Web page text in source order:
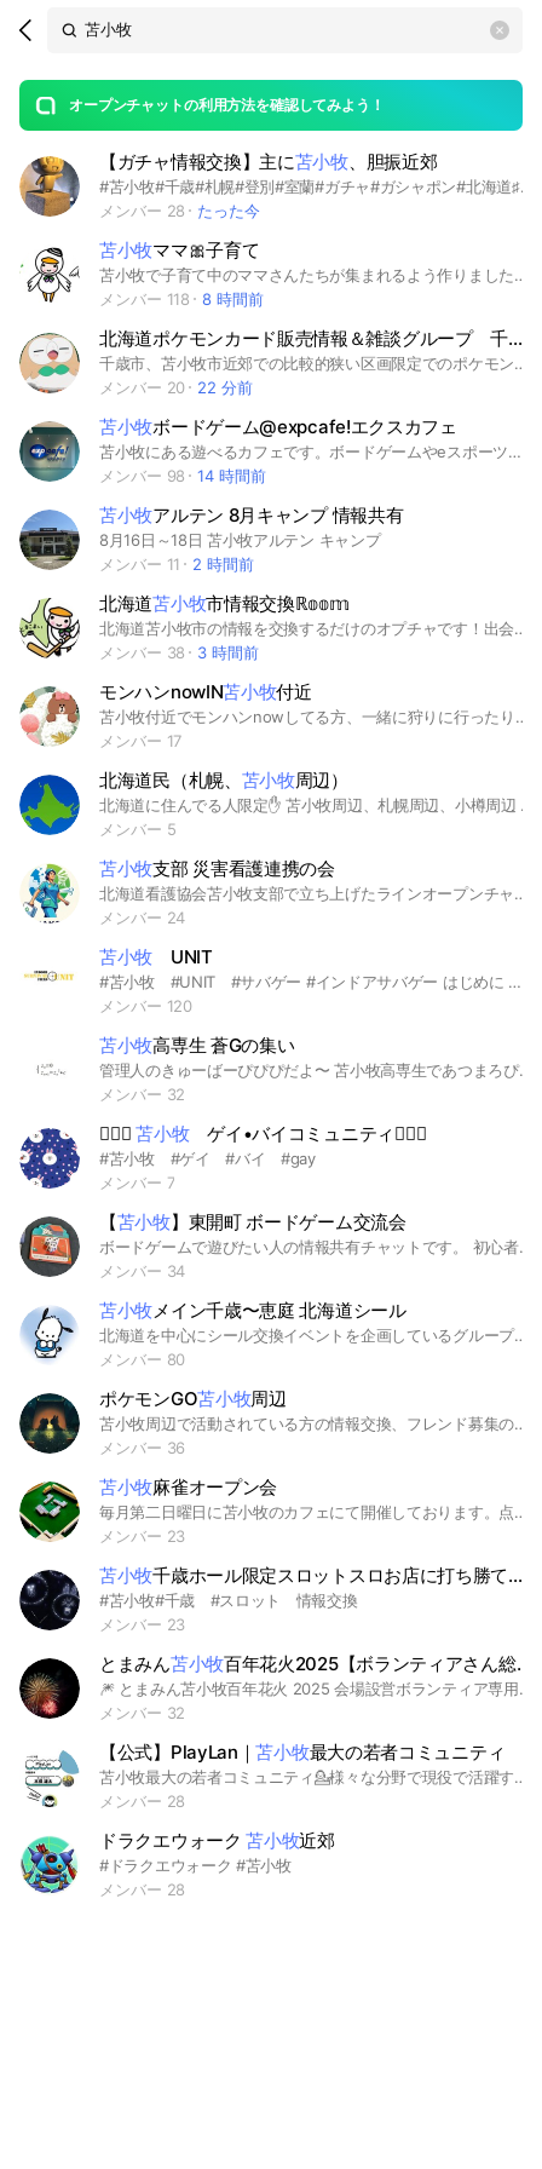
Search
OpenChats
messages
search
area
オープンチャットの利用方法を確認してみよう！
open
【ガチャ情報交換】主に苫小牧、胆振近郊
#苫小牧#千歳#札幌#登別#室蘭#ガチャ#ガシャポン#北海道♯めじるしアクセサリー♯ヨッシー♯たまごっち♯サンリオ 主に苫小牧近傍の情報共有、立ち上げたばかりですが、沢山のご参加お待ちしてます。 オプチャに参加したならばノートの確認お願いします。 退会したら再度参加出来ない場合がありますのでよろしくお願いします。
メンバー 28
たった今
苫小牧ママ🎀子育て
苫小牧で子育て中のママさんたちが集まれるよう作りました✨情報交換や雑談、お悩み相談などにどうぞ😊今は未就学児のママが多めです❗
メンバー 118
8 時間前
北海道ポケモンカード販売情報＆雑談グループ 千歳
千歳市、苫小牧市近郊での比較的狭い区画限定でのポケモンカード販売情報など有益な情報を共有出来たら良いなと思い作成しました💡 投資観点や高騰予想、PSA鑑定にまつわるお話し、他のトレカの話題や全く関係ない雑談等の世間話などもありますので、そういうのが不愉快にならない方は是非(^^) 情報発信や雑談の強要はしませんが、参加後長期に渡りROMの方は整理させて頂いております。 入室の際にたった１つだけ質問させて頂きます(^^)
メンバー 20
22 分前
苫小牧ボードゲーム@expcafe!エクスカフェ
苫小牧にある遊べるカフェです。ボードゲームやeスポーツで遊べます。当店のイベント情報など発信しています。ボードゲームの相席希望や待ち合わせ、興味のあるゲームの話題などに活用してね。当店に許可無く関係のない勧誘や宣伝、不快な発言はしないようにお願いします。通報の上、強制退会させていただきます。ニックネームはあまり狙い過ぎない普通のものがいいですよ。#苫小牧 #苫小牧カフェ #遊び場 #ボードゲーム #eスポーツ #ゲーム #ボードゲームカフェ #平日遊び #マーダーミステリー #謎解き
メンバー 98
14 時間前
苫小牧アルテン 8月キャンプ 情報共有
8月16日～18日 苫小牧アルテン キャンプ
メンバー 11
2 時間前
北海道苫小牧市情報交換ℝ𝕠𝕠𝕞 ㅤ
北海道苫小牧市の情報を交換するだけのオプチャです！出会い目的や荒らし行為など見つけた場合1発OUTになるためルールが守れる人だけご参加お願いしますm(_ _)m
メンバー 38
3 時間前
モンハンnowIN苫小牧付近
苫小牧付近でモンハンnowしてる方、一緒に狩りに行ったり、話をしたりしたいです！よろしくお願いします(*ᴗˬᴗ)
メンバー 17
北海道民（札幌、 苫小牧周辺）
北海道に住んでる人限定✋ 苫小牧周辺、札幌周辺、小樽周辺 入ったら挨拶と自己紹介をノートに貼ってください。 みんなで楽しくわいわいのんびりマイペースに話したいと思ってます。
メンバー 5
苫小牧支部 災害看護連携の会
北海道看護協会苫小牧支部で立ち上げたラインオープンチャットになります。 災害時にいざと言う時に頼れ、災害看護や災害対策に対して情報提供できる組織を目指し立ち上げました。定期的に地域におけるイベントの紹介や災害看護の知識提供を行いたいと思います。 21時以降の投稿は緊急時以外禁止 個人情報や患者情報の書き込みは禁止します
メンバー 24
苫小牧 UNIT
#苫小牧 #UNIT #サバゲー #インドアサバゲー はじめに 全く関係ないのない書き込み 迷惑行為をした方は 警告なしに退会しますので 常識を守って皆様仲良く 使って下さい あれ、今日誰もいない・・・ 誰も来ないじゃん・・・ などの問題を解決するため 作ってみました!!! お客様同士で 今日行く人いますか？ 何日、誰か来ますか？など 連絡を取り合って 一緒にサバゲーを楽しみませんか？
メンバー 120
苫小牧高専生 蒼Gの集い
管理人のきゅーばーぴぴぴだよ〜 苫小牧高専生であつまろぴ #苫小牧高専 #苫小牧高専生 #高専生 #高専 #蒼冥寮
メンバー 32
👨‍❤️‍👨苫小牧ゲイ•バイコミュニティ👨‍❤️‍👨
#苫小牧 #ゲイ #バイ #gay
メンバー 7
【苫小牧】東開町 ボードゲーム交流会
ボードゲームで遊びたい人の情報共有チャットです。 初心者、経験者、年齢、性別関係なし！ 苫小牧近郊の方も大歓迎です！ 不定期で、コミセン等のスペースを借りてオープン会開いてます。 ボドゲ好きな方、興味のある方、一緒に遊びましょう。 #ボードゲーム #苫小牧 #千歳 #恵庭 #白老 #室蘭 #テーブルゲーム #アナログゲーム #友達探し
メンバー 34
苫小牧メイン千歳〜恵庭 北海道シール
北海道を中心にシール交換イベントを企画しているグループです。現在未定。12月 小売業立ち上げました✨(シールメイン)今後、店舗にてシール交換イベントを予定しています🌻拠点は苫小牧で、土日祝をメインにイベント開催予定！イベント開催は、今後 道内各地へエリア拡大もしていきたいと思っています！ 開店準備・イベント準備中の情報共有や参加希望者さん同士の交流・相談の場として、このオープンチャットを開設しました。シール好きさん同士で交換や雑談を楽しみながら、イベントに向けて一緒に盛り上げていきましょう！ ルールは基本無いですが秩序を守り、みんなで楽しく情報交換したいです💓(他のグループチャットへの勧誘は控えてください) よろしくお願いいたします(*´︶`*)♥️
メンバー 80
ポケモンGO苫小牧周辺
苫小牧周辺で活動されている方の情報交換、フレンド募集の場です
メンバー 36
苫小牧麻雀オープン会
毎月第二日曜日に苫小牧のカフェにて開催しております。点数計算出来なくてもOKです。初心者歓迎の健康麻雀で遊びませんか？年齢問わず幅広い年代の方々に参していただいております。オープンチャットはお気軽にご参加ください。
メンバー 23
苫小牧千歳ホール限定スロットスロお店に打ち勝てスリーセブン🎰
#苫小牧#千歳 #スロット 情報交換
メンバー 23
とまみん苫小牧百年花火2025【ボランティアさん総合連絡用】
🎆 とまみん苫小牧百年花火 2025 会場設営ボランティア専用オープンチャット こちらは、2025年8月2日（土）に開催される「とまみん苫小牧百年花火」の会場設営ボランティアに参加される方専用の連絡用チャットです。 連絡事項がある際はこのチャットでご案内しますので、ご確認をお願い致します。 また、参加が難しくなった場合やご質問なども、こちらにご連絡ください。 --- 📅 当日のスケジュール ・日程：8月2日（土） ・集合：8:50（9:00作業開始） ・終了：14:00ごろ（早まる場合あり） ・昼食：12:00ごろ予定 📍 集合場所 苫小牧市汐見町2丁目1番内 協賛席前の「本部テント前」 🛠 作業内容 ・椅子並べなどの設営全般 --- 🎁 ボランティア特典 ・協賛席2席（作業終了後にお渡し） ・オリジナルTシャツ（作業前に配布予定／当日着用をお願いする場合あり） ・お弁当（昼食として提供） ※参加されなかった場合は、特典の受け取りはできません。 --- 🎒 持ち物・服装について ・軍手（手の保護に。必要に応じてご持参ください） ・飲み物 ・帽子・タオル（暑さ対策） ・汚れてもよい服装・動きやすい靴 --- ☔ 雨天・荒天時の対応について 花火大会は基本的に荒天順延です。 台風や非常に強い雨・風などの災害級の天候を除き、通常の雨天では開催予定です。 ・花火の最終判断は当日13:00 ・設営作業については、危険が予想される場合は前日に中止判断する可能性があります。 中止や変更がある場合は、このチャットにて速やかにご連絡します。 --- 🚗 駐車場について ・徒歩5分ほどの場所にある「荷捌き地（関係者駐車場）」を予定しています ・状況により、14時まで近隣に駐車可能な場合もあります ※詳細は後日あらためてご案内します --- 📸 SNS掲載について 活動中の様子をSNS等で掲載する場合があります。あらかじめご了承ください。 --- 何かご不明点があれば、このチャットにてお気軽にご連絡ください。 どうぞよろしくお願いいたします！
メンバー 32
【公式】PlayLan｜苫小牧最大の若者コミュニティ
苫小牧最大の若者コミュニティ💁様々な分野で現役で活躍するプロフェッショナルから学べる場の提供✍️ ※親でも子供でもOK！ ※名前は匿名でOK！ ※画像は自由でOK！ ※ LINEの名前と画像は公開されません！
メンバー 28
ドラクエウォーク苫小牧近郊
#ドラクエウォーク #苫小牧
メンバー 28